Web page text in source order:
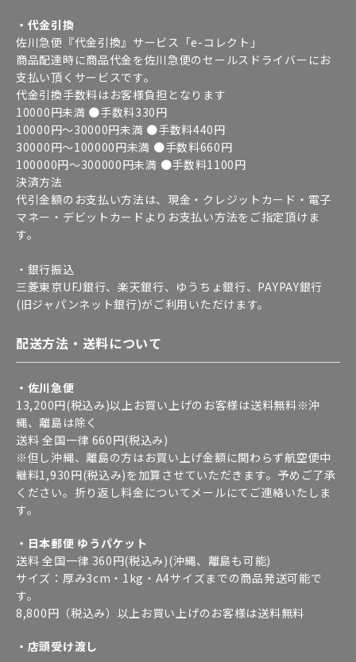
・代金引換
佐川急便『代金引換』サービス「e-コレクト」
商品配達時に商品代金を佐川急便のセールスドライバーにお
支払い頂くサービスです。
代金引換手数料はお客様負担となります
10000円未満 ●手数料330円
10000円～30000円未満 ●手数料440円
30000円～100000円未満 ●手数料660円
100000円～300000円未満 ●手数料1100円
決済方法
代引金額のお支払い方法は、現金・クレジットカード・電子
マネー・デビットカードよりお支払い方法をご指定頂けま
す。
・銀行振込
三菱東京UFJ銀行、楽天銀行、ゆうちょ銀行、PAYPAY銀行
(旧ジャパンネット銀行)がご利用いただけます。
配送方法・送料について
・佐川急便
13,200円(税込み)以上お買い上げのお客様は送料無料※沖
縄、離島は除く
送料 全国一律 660円(税込み)
※但し沖縄、離島の方はお買い上げ金額に関わらず航空便中
継料1,930円(税込み)を加算させていただきます。予めご了承
ください。折り返し料金についてメールにてご連絡いたしま
す。
・日本郵便 ゆうパケット
送料 全国一律 360円(税込み)(沖縄、離島も可能)
サイズ：厚み3cm・1kg・A4サイズまでの商品発送可能で
す。
8,800円（税込み）以上お買い上げのお客様は送料無料
・店頭受け渡し